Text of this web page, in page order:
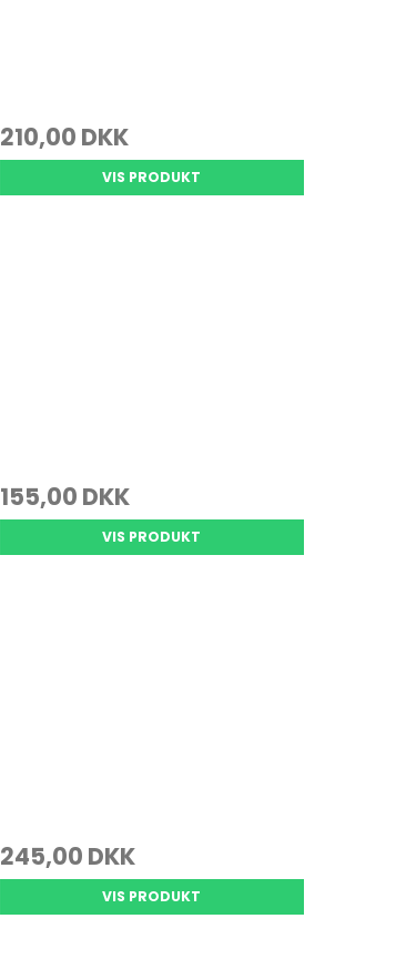
210,00 DKK
VIS PRODUKT
155,00 DKK
VIS PRODUKT
245,00 DKK
VIS PRODUKT